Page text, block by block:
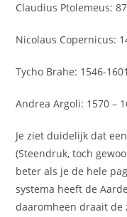
Claudius Ptolemeus:
Nicolaus Copernicus:
Tycho Brahe: 1546-1601
Andrea Argoli: 1570 –
Je ziet duidelijk dat
(Steendruk, toch
beter als je de hele
systema heeft de
daaromheen draait de